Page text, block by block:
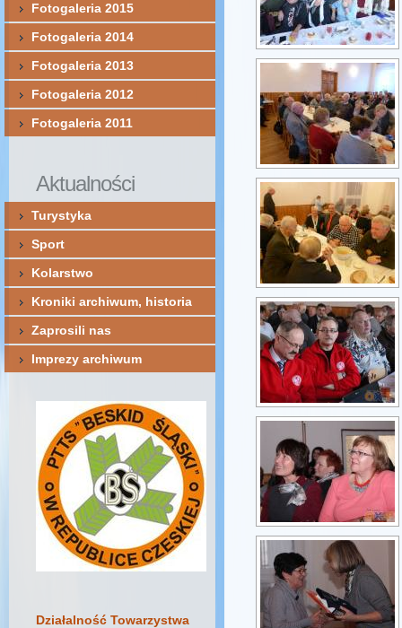
Fotogaleria 2015
Fotogaleria 2014
Fotogaleria 2013
Fotogaleria 2012
Fotogaleria 2011
Aktualności
Turystyka
Sport
Kolarstwo
Kroniki archiwum, historia
Zaprosili nas
Imprezy archiwum
Działalność Towarzystwa